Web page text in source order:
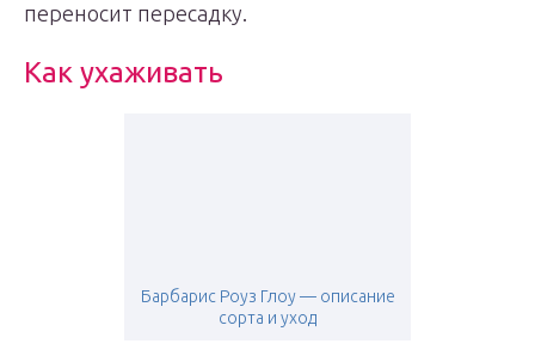
переносит пересадку.
Как ухаживать
Барбарис Роуз Глоу — описание
сорта и уход